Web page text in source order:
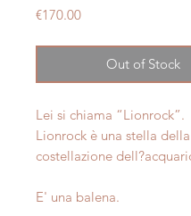
€170.00Price
Out of Stock
Lei si chiama “Lionrock”.
Lionrock è una stella della
costellazione
E' una balena.